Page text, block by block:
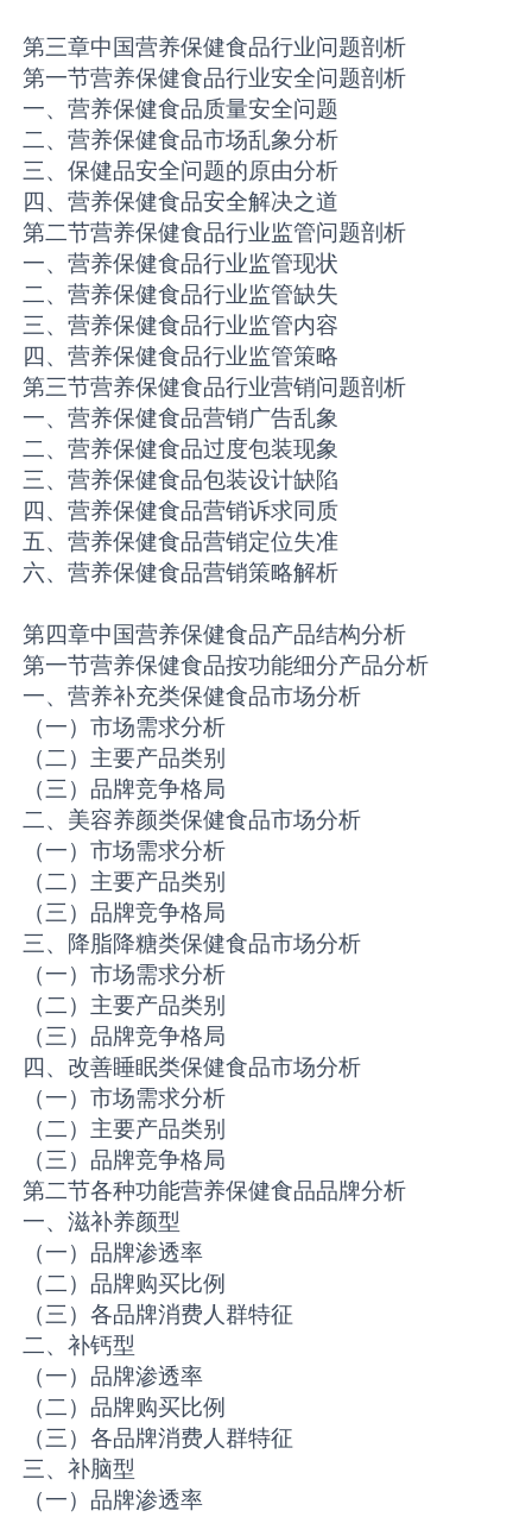
第三章中国营养保健食品行业问题剖析
第一节营养保健食品行业安全问题剖析
一、营养保健食品质量安全问题
二、营养保健食品市场乱象分析
三、保健品安全问题的原由分析
四、营养保健食品安全解决之道
第二节营养保健食品行业监管问题剖析
一、营养保健食品行业监管现状
二、营养保健食品行业监管缺失
三、营养保健食品行业监管内容
四、营养保健食品行业监管策略
第三节营养保健食品行业营销问题剖析
一、营养保健食品营销广告乱象
二、营养保健食品过度包装现象
三、营养保健食品包装设计缺陷
四、营养保健食品营销诉求同质
五、营养保健食品营销定位失准
六、营养保健食品营销策略解析
第四章中国营养保健食品产品结构分析
第一节营养保健食品按功能细分产品分析
一、营养补充类保健食品市场分析
（一）市场需求分析
（二）主要产品类别
（三）品牌竞争格局
二、美容养颜类保健食品市场分析
（一）市场需求分析
（二）主要产品类别
（三）品牌竞争格局
三、降脂降糖类保健食品市场分析
（一）市场需求分析
（二）主要产品类别
（三）品牌竞争格局
四、改善睡眠类保健食品市场分析
（一）市场需求分析
（二）主要产品类别
（三）品牌竞争格局
第二节各种功能营养保健食品品牌分析
一、滋补养颜型
（一）品牌渗透率
（二）品牌购买比例
（三）各品牌消费人群特征
二、补钙型
（一）品牌渗透率
（二）品牌购买比例
（三）各品牌消费人群特征
三、补脑型
（一）品牌渗透率